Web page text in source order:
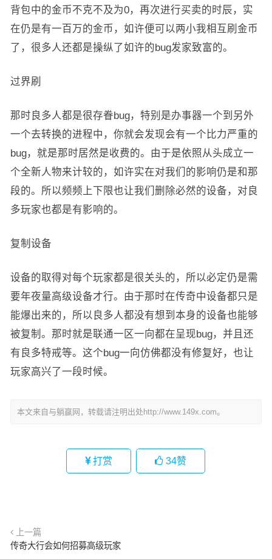
背包中的金币不克不及为0，再次进行买卖的时辰，实
在仍是有一百万的金币，如许便可以两小我相互刷金币
了，很多人还都是操纵了如许的bug发家致富的。
过界刷
那时良多人都是很存眷bug，特别是办事器一个到另外
一个去转换的进程中，你就会发现会有一个比力严重的
bug，就是那时居然是收费的。由于是依照从头成立一
个全新人物来计较的，如许实在对我们的影响仍是和那
段的。所以频频上下限也让我们删除必然的设备，对良
多玩家也都是有影响的。
复制设备
设备的取得对每个玩家都是很关头的，所以必定仍是需
要年夜量高级设备才行。由于那时在传奇中设备都只是
能爆出来的，所以良多人都没有想到本身的设备也能够
被复制。那时就是联通一区一向都在呈现bug，并且还
有良多特戒等。这个bug一向仿佛都没有修复好，也让
玩家高兴了一段时候。
本文来自与躺赢网，转载请注明出处http://www.149x.com。
打赏 34赞
上一篇
传奇大行会如何招募高级玩家